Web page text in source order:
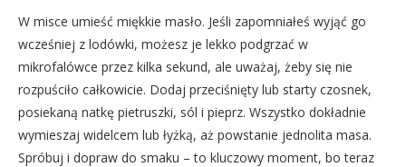
W misce umieść miękkie masło. Jeśli zapomniałeś wyjąć go
wcześniej z lodówki, możesz je lekko podgrzać w
mikrofalówce przez kilka sekund, ale uważaj, żeby się nie
rozpuściło całkowicie. Dodaj przeciśnięty lub starty czosnek,
posiekaną natkę pietruszki, sól i pieprz. Wszystko dokładnie
wymieszaj widelcem lub łyżką, aż powstanie jednolita masa.
Spróbuj i dopraw do smaku – to kluczowy moment, bo teraz